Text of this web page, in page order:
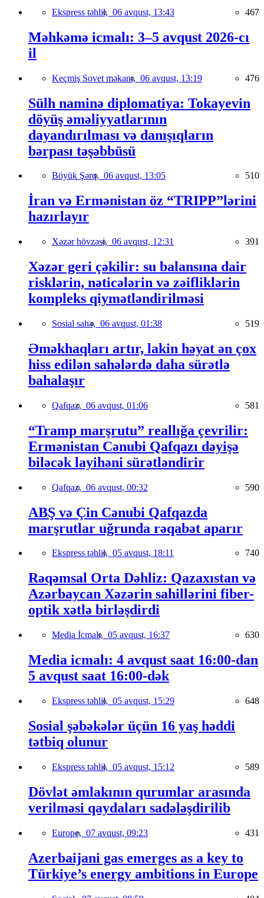
Ekspress təhlil, 06 avqust, 13:43 467
Məhkəmə icmalı: 3–5 avqust 2026-cı
il
Keçmiş Sovet məkanı, 06 avqust, 13:19 476
Sülh naminə diplomatiya: Tokayevin
döyüş əməliyyatlarının
dayandırılması və danışıqların
bərpası təşəbbüsü
Böyük Şərq, 06 avqust, 13:05 510
İran və Ermənistan öz “TRIPP”lərini
hazırlayır
Xəzər hövzəsi, 06 avqust, 12:31 391
Xəzər geri çəkilir: su balansına dair
risklərin, nəticələrin və zəifliklərin
kompleks qiymətləndirilməsi
Sosial sahə, 06 avqust, 01:38 519
Əməkhaqları artır, lakin həyat ən çox
hiss edilən sahələrdə daha sürətlə
bahalaşır
Qafqaz, 06 avqust, 01:06 581
“Tramp marşrutu” reallığa çevrilir:
Ermənistan Cənubi Qafqazı dəyişə
biləcək layihəni sürətləndirir
Qafqaz, 06 avqust, 00:32 590
ABŞ və Çin Cənubi Qafqazda
marşrutlar uğrunda rəqabət aparır
Ekspress təhlil, 05 avqust, 18:11 740
Rəqəmsal Orta Dəhliz: Qazaxıstan və
Azərbaycan Xəzərin sahillərini fiber-
optik xətlə birləşdirdi
Media İcmalı, 05 avqust, 16:37 630
Media icmalı: 4 avqust saat 16:00-dan
5 avqust saat 16:00-dək
Ekspress təhlil, 05 avqust, 15:29 648
Sosial şəbəkələr üçün 16 yaş həddi
tətbiq olunur
Ekspress təhlil, 05 avqust, 15:12 589
Dövlət əmlakının qurumlar arasında
verilməsi qaydaları sadələşdirilib
Europe, 07 avqust, 09:23 431
Azerbaijani gas emerges as a key to
Türkiye’s energy ambitions in Europe